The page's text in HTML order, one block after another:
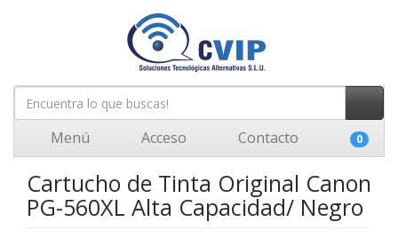
Menú Acceso Contacto 0
Cartucho de Tinta Original Canon
PG-560XL Alta Capacidad/ Negro